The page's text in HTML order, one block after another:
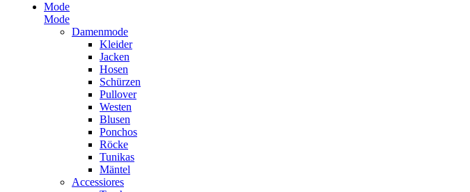
Mode
Mode
Damenmode
Kleider
Jacken
Hosen
Schürzen
Pullover
Westen
Blusen
Ponchos
Röcke
Tunikas
Mäntel
Accessiores